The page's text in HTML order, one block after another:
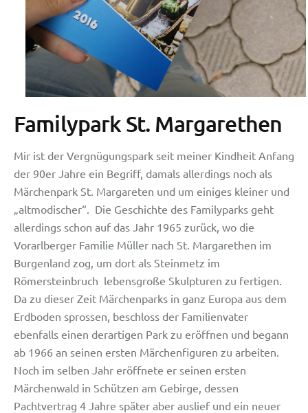
Familypark St. Margarethen
Mir ist der Vergnügungspark seit meiner Kindheit Anfang
der 90er Jahre ein Begriff, damals allerdings noch als
Märchenpark St. Margareten und um einiges kleiner und
„altmodischer“. Die Geschichte des Familyparks geht
allerdings schon auf das Jahr 1965 zurück, wo die
Vorarlberger Familie Müller nach St. Margarethen im
Burgenland zog, um dort als Steinmetz im
Römersteinbruch lebensgroße Skulpturen zu fertigen.
Da zu dieser Zeit Märchenparks in ganz Europa aus dem
Erdboden sprossen, beschloss der Familienvater
ebenfalls einen derartigen Park zu eröffnen und begann
ab 1966 an seinen ersten Märchenfiguren zu arbeiten.
Noch im selben Jahr eröffnete er seinen ersten
Märchenwald in Schützen am Gebirge, dessen
Pachtvertrag 4 Jahre später aber auslief und ein neuer